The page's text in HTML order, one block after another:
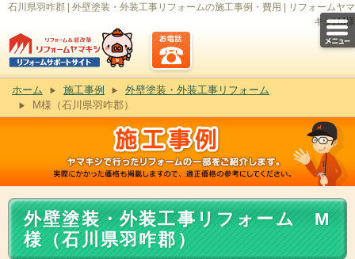
石川県羽咋郡 | 外壁塗装・外装工事リフォームの施工事例・費用 | リフォームヤマ
キシ| M様
ホーム 施工事例
外壁塗装・外装工事リフォーム
M様（石川県羽咋郡）
外壁塗装・外装工事リフォーム M
様（石川県羽咋郡）